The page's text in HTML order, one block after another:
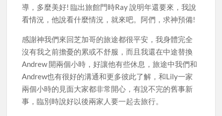
導，多麼美好! 臨出旅館門時Ray 說明年還要來，我說
看情況，他說看什麼情況，就來吧。阿們，求神預備!
感謝神我們來回芝加哥的旅途都很平安，我身體完全
沒有我之前擔憂的累或不舒服，而且我還在中途替換
Andrew 開兩個小時，好讓他有些休息，旅途中我們和
Andrew也有很好的溝通和更多彼此了解，和Lily一家
兩個小時的見面大家都非常開心，有說不完的舊事新
事，臨別時說好以後兩家人要一起去旅行。